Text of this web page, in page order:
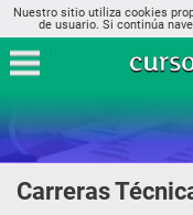
Nuestro sitio utiliza cookies
de usuario. Si continúa
Carreras